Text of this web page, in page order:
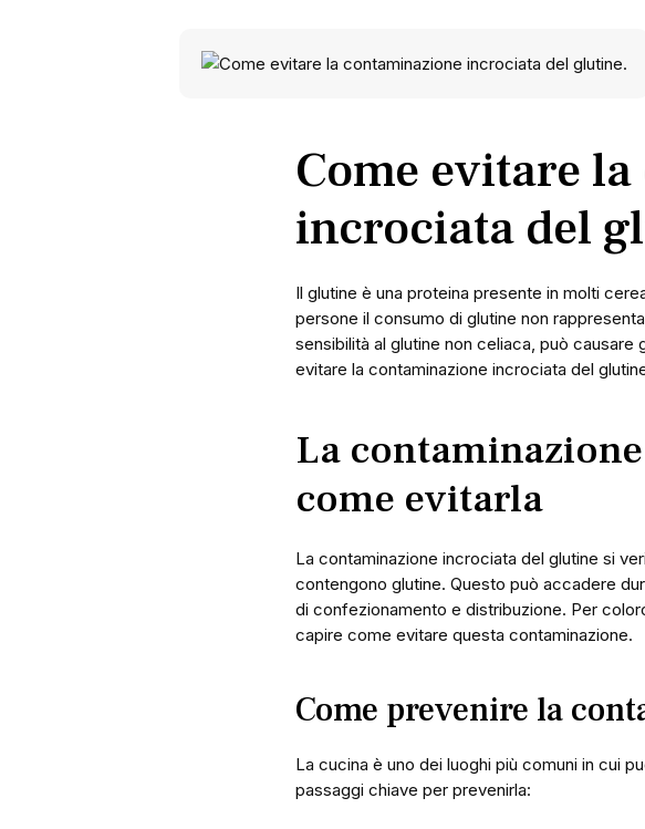
Come evitare
incrociata del
Il glutine è una proteina presente in molti
persone il consumo di glutine non
sensibilità al glutine non celiaca, può
evitare la contaminazione incrociata del
La
come evitarla
La contaminazione incrociata del glutine si
contengono glutine. Questo può accadere
di confezionamento e distribuzione. Per
capire come evitare questa contaminazione.
Come prevenire la
La cucina è uno dei luoghi più comuni in cui
passaggi chiave per prevenirla: